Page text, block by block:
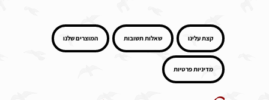
קצת עלינו שאלות תשובות המוצרים שלנו
מדיניות פרטיות